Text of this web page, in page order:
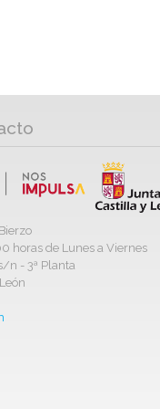
horas de Lunes a Viernes
n - 3ª Planta